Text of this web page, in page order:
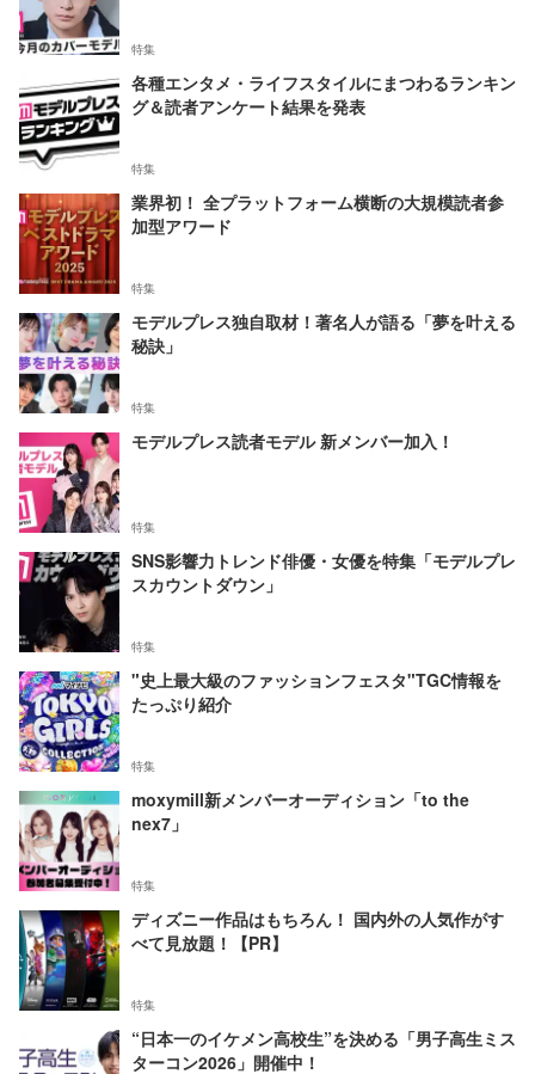
特集
各種エンタメ・ライフスタイルにまつわるランキン
グ＆読者アンケート結果を発表
特集
業界初！ 全プラットフォーム横断の大規模読者参
加型アワード
特集
モデルプレス独自取材！著名人が語る「夢を叶える
秘訣」
特集
モデルプレス読者モデル 新メンバー加入！
特集
SNS影響力トレンド俳優・女優を特集「モデルプレ
スカウントダウン」
特集
"史上最大級のファッションフェスタ"TGC情報を
たっぷり紹介
特集
moxymill新メンバーオーディション「to the
nex7」
特集
ディズニー作品はもちろん！ 国内外の人気作がす
べて見放題！【PR】
特集
“日本一のイケメン高校生”を決める「男子高生ミス
ターコン2026」開催中！